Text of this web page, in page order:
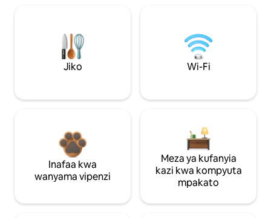
Jiko Wi-Fi
Inafaa kwa
wanyama vipenzi
Meza ya kufanyia
kazi kwa kompyuta
mpakato